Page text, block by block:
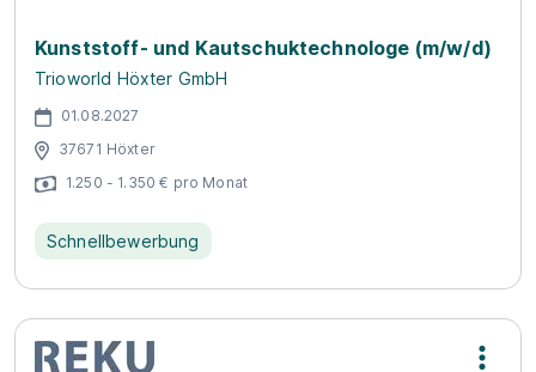
Kunststoff- und Kautschuktechnologe (m/w/d)
Trioworld Höxter GmbH
01.08.2027
37671 Höxter
1.250 - 1.350 € pro Monat
Schnellbewerbung